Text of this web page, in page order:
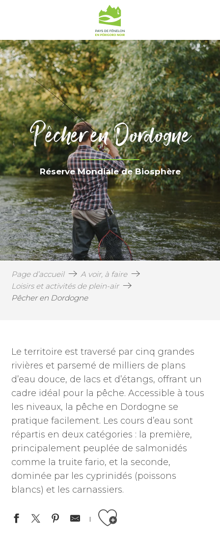
Pêcher en Dordogne
Réserve Mondiale de Biosphère
Page d’accueil
A voir, à faire
Loisirs et activités de plein-air
Pêcher en Dordogne
Le territoire est traversé par cinq grandes
rivières et parsemé de milliers de plans
d’eau douce, de lacs et d’étangs, offrant un
cadre idéal pour la pêche. Accessible à tous
les niveaux, la pêche en Dordogne se
pratique facilement. Les cours d’eau sont
répartis en deux catégories : la première,
principalement peuplée de salmonidés
comme la truite fario, et la seconde,
dominée par les cyprinidés (poissons
blancs) et les carnassiers.
Ajouter aux favoris